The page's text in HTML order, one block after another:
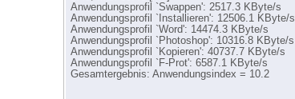
Anwendungsprofil `Swappen': 2517.3 KByte/s
Anwendungsprofil `Installieren': 12506.1 KByte/s
Anwendungsprofil `Word': 14474.3 KByte/s
Anwendungsprofil `Photoshop': 10316.8 KByte/s
Anwendungsprofil `Kopieren': 40737.7 KByte/s
Anwendungsprofil `F-Prot': 6587.1 KByte/s
Gesamtergebnis: Anwendungsindex = 10.2